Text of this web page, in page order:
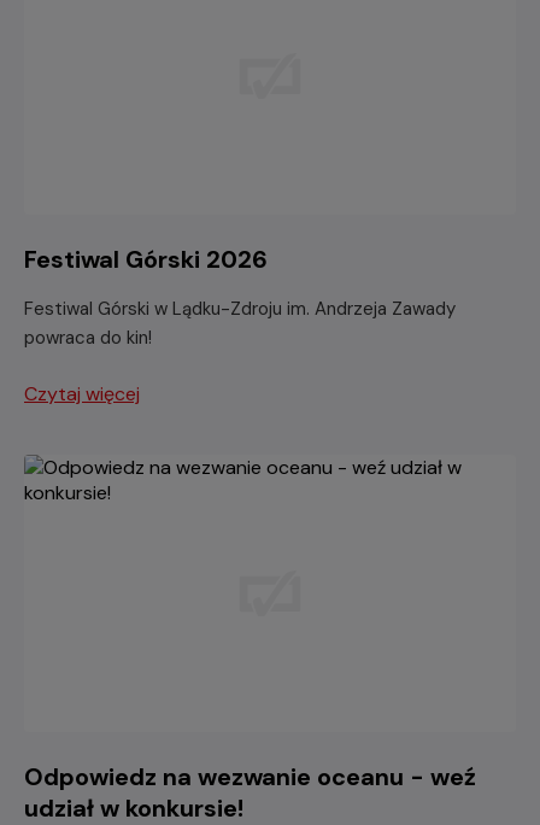
Festiwal Górski 2026
Festiwal Górski w Lądku-Zdroju im. Andrzeja Zawady
powraca do kin!
Czytaj więcej
Odpowiedz na wezwanie oceanu - weź
udział w konkursie!